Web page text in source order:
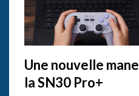
Une nouvelle
la SN30 Pro+